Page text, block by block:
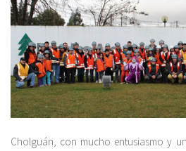
Cholguán, con mucho entusiasmo y